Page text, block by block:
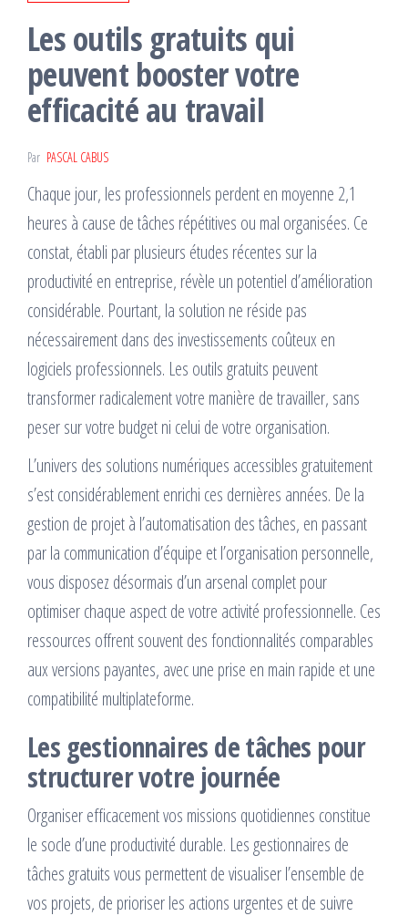
Les outils gratuits qui
peuvent booster votre
efficacité au travail
Par PASCAL CABUS
Chaque jour, les professionnels perdent en moyenne 2,1
heures à cause de tâches répétitives ou mal organisées. Ce
constat, établi par plusieurs études récentes sur la
productivité en entreprise, révèle un potentiel d’amélioration
considérable. Pourtant, la solution ne réside pas
nécessairement dans des investissements coûteux en
logiciels professionnels. Les outils gratuits peuvent
transformer radicalement votre manière de travailler, sans
peser sur votre budget ni celui de votre organisation.
L’univers des solutions numériques accessibles gratuitement
s’est considérablement enrichi ces dernières années. De la
gestion de projet à l’automatisation des tâches, en passant
par la communication d’équipe et l’organisation personnelle,
vous disposez désormais d’un arsenal complet pour
optimiser chaque aspect de votre activité professionnelle. Ces
ressources offrent souvent des fonctionnalités comparables
aux versions payantes, avec une prise en main rapide et une
compatibilité multiplateforme.
Les gestionnaires de tâches pour
structurer votre journée
Organiser efficacement vos missions quotidiennes constitue
le socle d’une productivité durable. Les gestionnaires de
tâches gratuits vous permettent de visualiser l’ensemble de
vos projets, de prioriser les actions urgentes et de suivre